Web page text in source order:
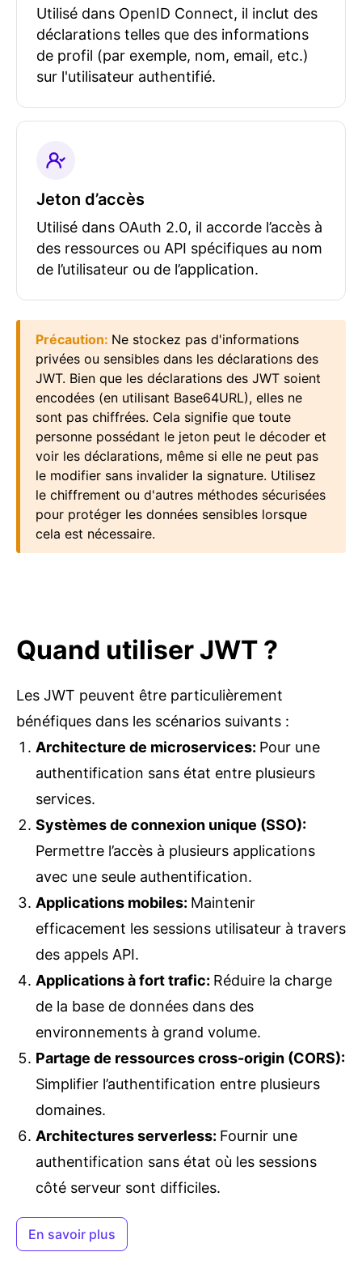
Utilisé dans OpenID Connect, il inclut des
déclarations telles que des informations
de profil (par exemple, nom, email, etc.)
sur l'utilisateur authentifié.
Jeton d’accès
Utilisé dans OAuth 2.0, il accorde l’accès à
des ressources ou API spécifiques au nom
de l’utilisateur ou de l’application.
Précaution: Ne stockez pas d'informations
privées ou sensibles dans les déclarations des
JWT. Bien que les déclarations des JWT soient
encodées (en utilisant Base64URL), elles ne
sont pas chiffrées. Cela signifie que toute
personne possédant le jeton peut le décoder et
voir les déclarations, même si elle ne peut pas
le modifier sans invalider la signature. Utilisez
le chiffrement ou d'autres méthodes sécurisées
pour protéger les données sensibles lorsque
cela est nécessaire.
Quand utiliser JWT ?
Les JWT peuvent être particulièrement
bénéfiques dans les scénarios suivants :
Architecture de microservices: Pour une
authentification sans état entre plusieurs
services.
Systèmes de connexion unique (SSO):
Permettre l’accès à plusieurs applications
avec une seule authentification.
Applications mobiles: Maintenir
efficacement les sessions utilisateur à travers
des appels API.
Applications à fort trafic: Réduire la charge
de la base de données dans des
environnements à grand volume.
Partage de ressources cross-origin (CORS):
Simplifier l’authentification entre plusieurs
domaines.
Architectures serverless: Fournir une
authentification sans état où les sessions
côté serveur sont difficiles.
En savoir plus